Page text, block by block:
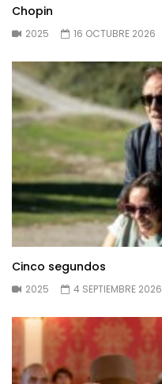
Chopin
2025 16 OCTUBRE 2026
Cinco segundos
2025 4 SEPTIEMBRE 2026